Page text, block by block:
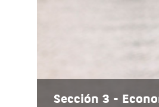
Sección 3 -